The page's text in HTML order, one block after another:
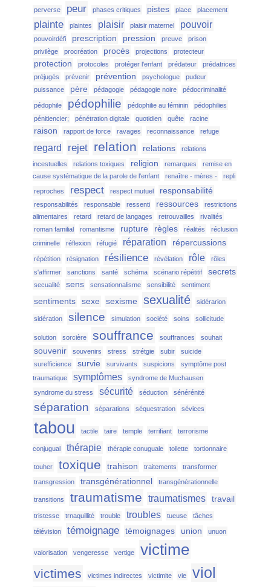
perverse peur phases critiques pistes place placement
plainte plaintes plaisir plaisir maternel pouvoir
pouvoirdéfi prescription pression preuve
prison
privilège
procréation procès projections protecteur
protection protocoles protéger l'enfant prédateur
prédatrices
préjugés
prévenir prévention psychologue
pudeur
puissance
père pédagogie pédagogie noire pédocriminalité
pédophile pédophilie pédophilie au féminin
pédophilies
pénitiencier;
pénétration digitale quotidien quête racine
raison rapport de force ravages reconnaissance refuge
regard rejet relation relations relations
incestuelles relations toxiques religion remarques
remise en
cause systématique de la parole de l'enfant
renaître - mères - repli
reproches respect respect mutuel responsabilité
responsabilités responsable ressenti ressources
restrictions
alimentaires
retard retard de langages retrouvailles
rivalités
roman familial
romantisme rupture règles réalités
réclusion
criminelle
réflexion réfugié réparation répercussions
répétition résignation résilience révélation rôle
rôles
s'affirmer
sanctions santé schéma scénario répétitif secrets
secualité sens sensationnalisme sensibilité sentiment
sentiments sexe sexisme sexualité sidérarion
sidération silence simulation société soins sollicitude
solution sorcière souffrance souffrances souhait
souvenir souvenirs stress strétgie subir
suicide
surefficience
survie survivants suspicions
symptôme post
traumatique
symptômes
syndrome de Muchausen
syndrome du stress
sécurité séduction sénérénité
séparation séparations séquestration sévices
tabou tactile taire temple terrifiant terrorisme
conjugual thérapie thérapie conuguale toilette tortionnaire
touher toxique trahison traitements transformer
transgression transgénérationnel transgénérationnelle
transitions traumatisme traumatismes travail
tristesse trnaquillité trouble troubles tueuse tâches
télévision témoignage témoignages union unuon
valorisation vengeresse vertige victime
victimes victimes indirectes victimite vie viol